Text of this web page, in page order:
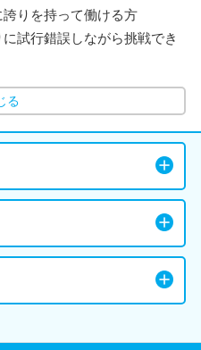
誇りを持って働ける方
試行錯誤しながら挑戦でき
る